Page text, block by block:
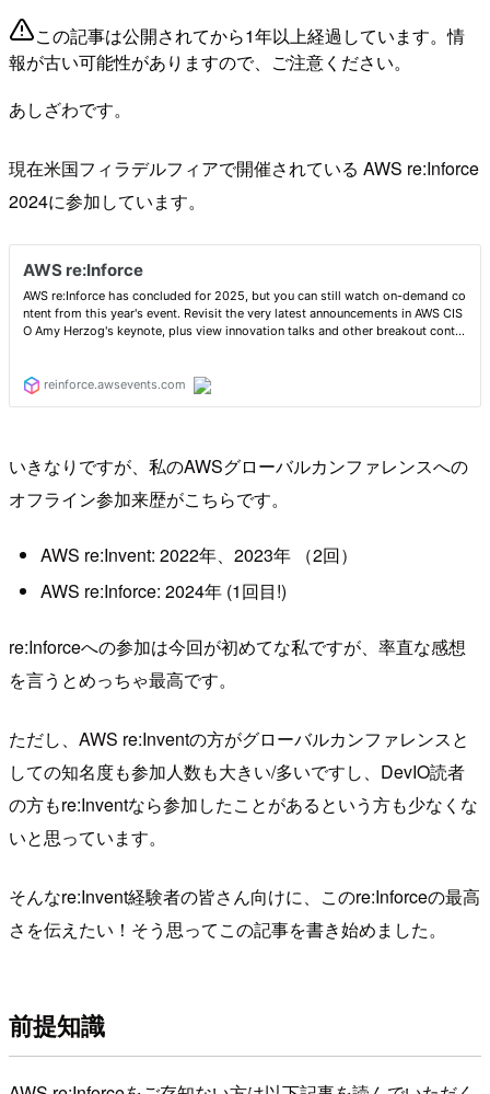
この記事は公開されてから1年以上経過しています。情
報が古い可能性がありますので、ご注意ください。
あしざわです。
現在米国フィラデルフィアで開催されている AWS re:Inforce
2024に参加しています。
いきなりですが、私のAWSグローバルカンファレンスへの
オフライン参加来歴がこちらです。
AWS re:Invent: 2022年、2023年 （2回）
AWS re:Inforce: 2024年 (1回目!)
re:Inforceへの参加は今回が初めてな私ですが、率直な感想
を言うとめっちゃ最高です。
ただし、AWS re:Inventの方がグローバルカンファレンスと
しての知名度も参加人数も大きい/多いですし、DevIO読者
の方もre:Inventなら参加したことがあるという方も少なくな
いと思っています。
そんなre:Invent経験者の皆さん向けに、このre:Inforceの最高
さを伝えたい！そう思ってこの記事を書き始めました。
前提知識